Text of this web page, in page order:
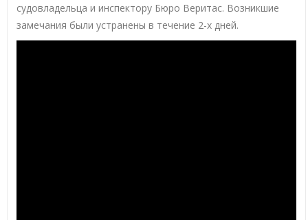
судовладельца и инспектору Бюро Веритас. Возникшие
замечания были устранены в течение 2-х дней.